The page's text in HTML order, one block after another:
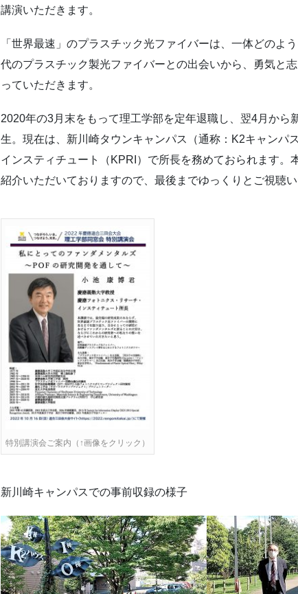
講演いただきます。
「世界最速」のプラスチック光ファイバーは、一体どのよ
代のプラスチック製光ファイバーとの出会いから、勇気と
っていただきます。
2020年の3月末をもって理工学部を定年退職し、翌4月から
生。現在は、新川崎タウンキャンパス（通称：K2キャンパ
インスティチュート（KPRI）で所長を務めておられます。
紹介いただいておりますので、最後までゆっくりとご視聴い
特別講演会ご案内（↑画像をクリック）
新川崎キャンパスでの事前収録の様子